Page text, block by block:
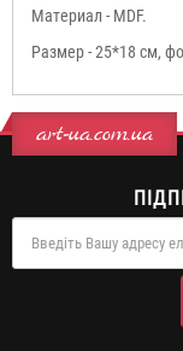
Материал - MDF.
Размер - 25*18 см,
art-ua.com.ua